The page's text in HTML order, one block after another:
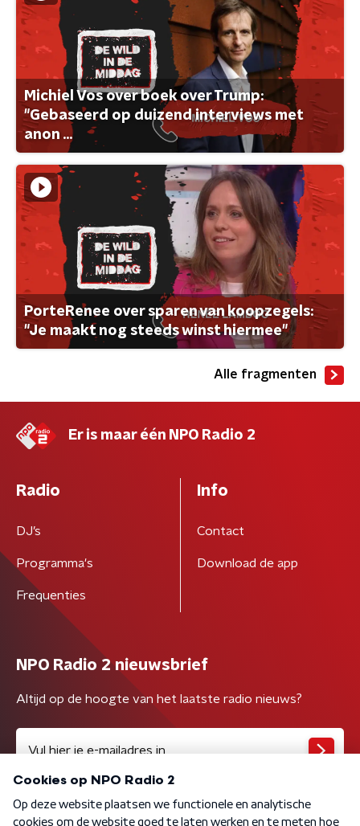
Michiel Vos over boek over Trump:
"Gebaseerd op duizend interviews met
anon ...
PorteRenee over sparen van koopzegels:
"Je maakt nog steeds winst hiermee"
Alle fragmenten
Er is maar één NPO Radio 2
Radio
DJ’s
Programma's
Frequenties
Info
Contact
Download de app
NPO Radio 2 nieuwsbrief
Altijd op de hoogte van het laatste radio nieuws?